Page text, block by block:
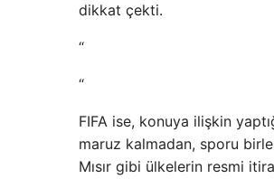
dikkat çekti.
“
“
FIFA ise, konuya ilişkin
maruz kalmadan, sporu
Mısır gibi ülkelerin resmi